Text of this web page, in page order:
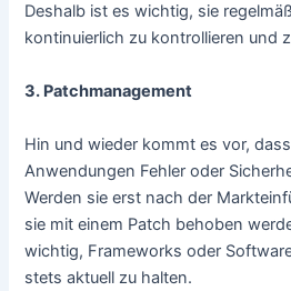
Deshalb ist es wichtig, sie
kontinuierlich zu kontrollieren und
3. Patchmanagement
Hin und wieder kommt es vor,
Anwendungen Fehler oder
Werden sie erst nach der
sie mit einem Patch behoben
wichtig, Frameworks oder
stets aktuell zu halten.